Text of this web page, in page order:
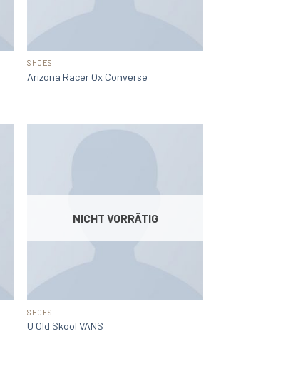
SHOES
Arizona Racer Ox Converse
NICHT VORRÄTIG
SHOES
U Old Skool VANS